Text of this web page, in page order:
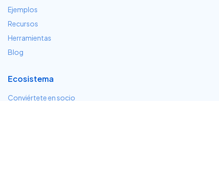
Ejemplos
Recursos
Herramientas
Blog
Ecosistema
Conviértete en socio